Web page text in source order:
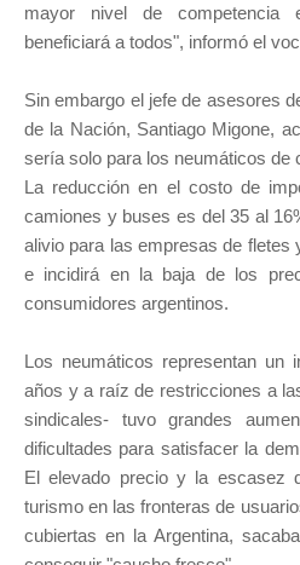
mayor nivel de
beneficiará a todos", informó el
Sin embargo el jefe de asesores
de la Nación, Santiago Migone,
sería solo para los neumáticos de
La reducción en el costo de
camiones y buses es del 35 al
alivio para las empresas de fletes
e incidirá en la baja de los
consumidores argentinos.
Los neumáticos representan un
años y a raíz de restricciones a
sindicales- tuvo grandes
dificultades para satisfacer la
El elevado precio y la escasez
turismo en las fronteras de
cubiertas en la Argentina,